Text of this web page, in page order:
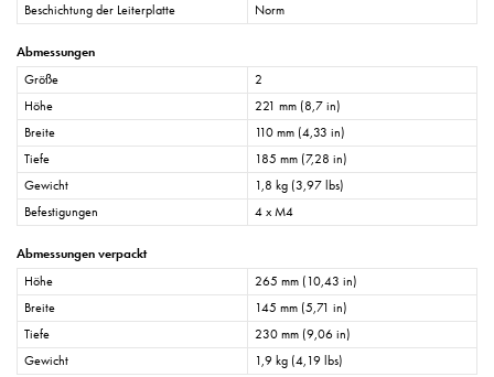
Beschichtung der Leiterplatte
Norm
Abmessungen
Größe
2
Höhe
221 mm (8,7 in)
Breite
110 mm (4,33 in)
Tiefe
185 mm (7,28 in)
Gewicht
1,8 kg (3,97 lbs)
Befestigungen
4 x M4
Abmessungen verpackt
Höhe
265 mm (10,43 in)
Breite
145 mm (5,71 in)
Tiefe
230 mm (9,06 in)
Gewicht
1,9 kg (4,19 lbs)